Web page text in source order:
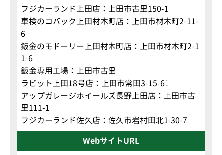
フジカーランド上田店：上田市古里150-1
車検のコバック上田材木町店：上田市材木町2-11-
6
鈑金のモドーリー上田材木町店：上田市材木町2-1
1-6
鈑金専用工場：上田市古里
ラビット上田18号店：上田市常田3-15-61
アップガレージホイールズ長野上田店：上田市古
里111-1
フジカーランド佐久店：佐久市岩村田北1-30-7
WebサイトURL